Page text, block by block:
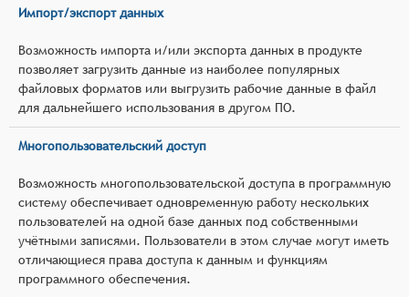
Импорт/экспорт данных
Возможность импорта и/или экспорта данных в продукте
позволяет загрузить данные из наиболее популярных
файловых форматов или выгрузить рабочие данные в файл
для дальнейшего использования в другом ПО.
Многопользовательский доступ
Возможность многопользовательской доступа в программную
систему обеспечивает одновременную работу нескольких
пользователей на одной базе данных под собственными
учётными записями. Пользователи в этом случае могут иметь
отличающиеся права доступа к данным и функциям
программного обеспечения.